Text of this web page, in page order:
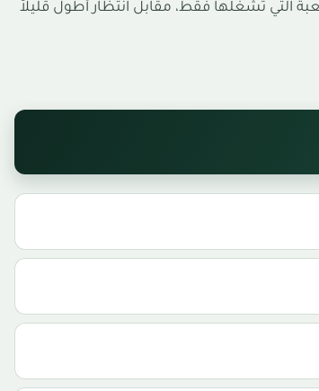
التي تشغلها فقط، مقابل انتظار أطول قليلاً